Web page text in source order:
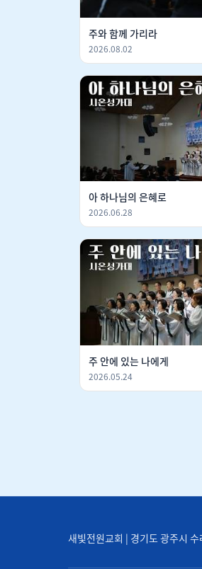
주와 함께 가리라
2026.08.02
아 하나님의 은혜로
2026.06.28
주 안에 있는 나에게
2026.05.24
새빛전원교회 | 경기도 광주시